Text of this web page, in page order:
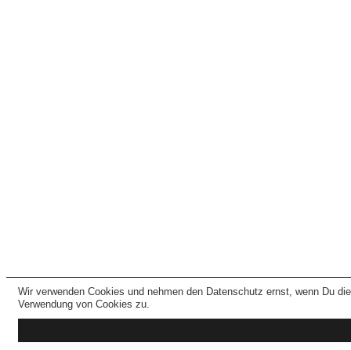
Wir verwenden Cookies und nehmen den Datenschutz ernst, wenn Du
Verwendung von Cookies zu.